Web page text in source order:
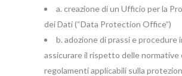
a. creazione di un Ufficio per la
dei Dati (“Data Protection Office”)
b. adozione di prassi e procedure
assicurare il rispetto delle normative
regolamenti applicabili sulla